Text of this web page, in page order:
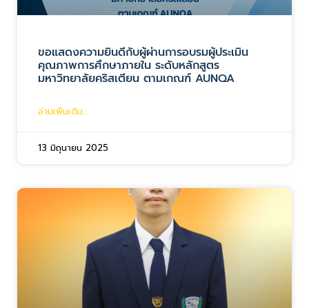
ขอแสดงความยินดีกับผู้ผ่านการอบรมผู้ประเมิน
คุณภาพการศึกษาภายใน ระดับหลักสูตร
มหาวิทยาลัยคริสเตียน ตามเกณฑ์ AUNQA
อ่านเพิ่มเติม...
13 มิถุนายน 2025